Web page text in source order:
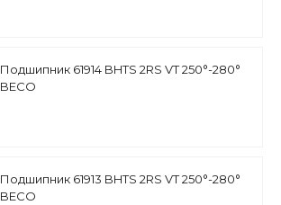
Подшипник 61914 BHTS 2RS VT 250°-280°
BECO
Подшипник 61913 BHTS 2RS VT 250°-280°
BECO